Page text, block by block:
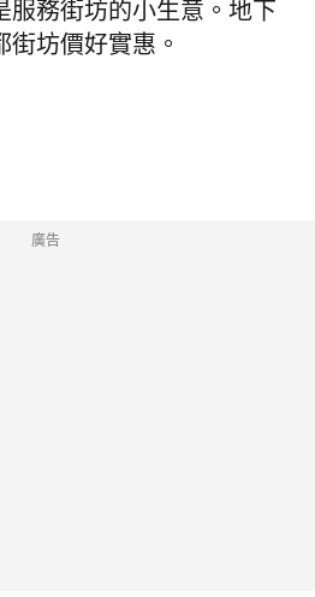
務街坊的小生意。 地下
街坊價好實惠。
廣告